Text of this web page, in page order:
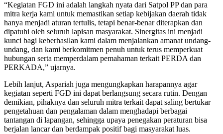
“Kegiatan FGD ini adalah langkah nyata dari Satpol PP dan para
mitra kerja kami untuk memastikan setiap kebijakan daerah tidak
hanya menjadi aturan tertulis, tetapi benar-benar diterapkan dan
dipatuhi oleh seluruh lapisan masyarakat. Sinergitas ini menjadi
kunci bagi keberhasilan kami dalam menjalankan amanat undang-
undang, dan kami berkomitmen penuh untuk terus memperkuat
hubungan serta memperdalam pemahaman terkait PERDA dan
PERKADA,” ujarnya.
Lebih lanjut, Aspariah juga mengungkapkan harapannya agar
kegiatan seperti FGD ini dapat berlangsung secara rutin. Dengan
demikian, pihaknya dan seluruh mitra terkait dapat saling bertukar
pengetahuan dan pengalaman dalam menghadapi berbagai
tantangan di lapangan, sehingga upaya penegakan peraturan bisa
berjalan lancar dan berdampak positif bagi masyarakat luas.